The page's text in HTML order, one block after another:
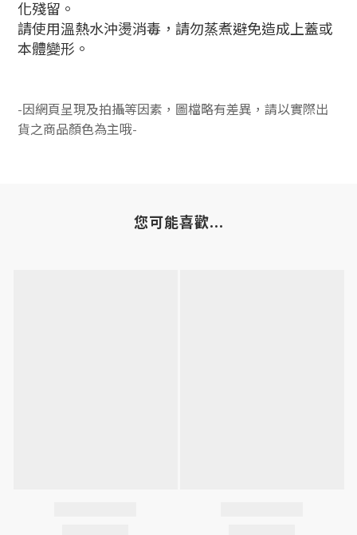
化殘留。
請使用溫熱水沖燙消毒，請勿蒸煮避免造成上蓋或
本體變形。
-因網頁呈現及拍攝等因素，圖檔略有差異，請以實際出
貨之商品顏色為主哦-
您可能喜歡...